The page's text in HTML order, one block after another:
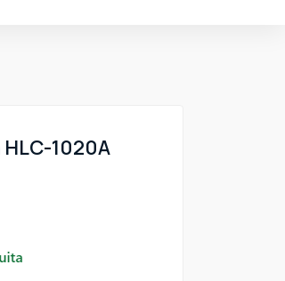
1020A